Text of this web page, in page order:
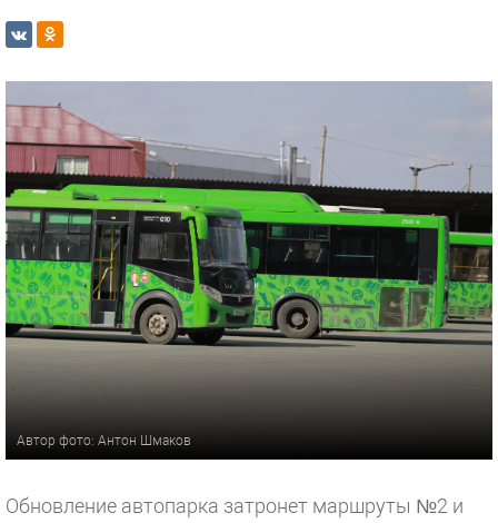
Автор фото: Антон Шмаков
Обновление автопарка затронет маршруты №2 и